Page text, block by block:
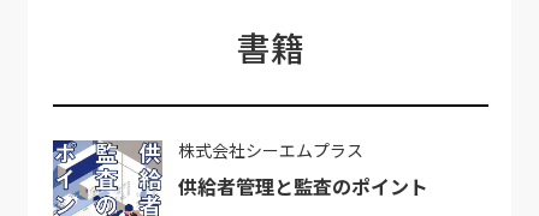
書籍
株式会社シーエムプラス
供給者管理と監査のポイント